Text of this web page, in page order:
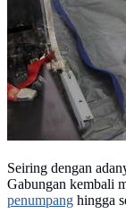
Seiring dengan
Gabungan kembali
penumpang hingga